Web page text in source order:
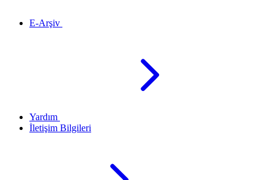
E-Arşiv
Yardım
İletişim Bilgileri